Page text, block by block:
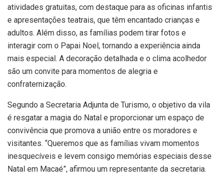
atividades gratuitas, com destaque para as oficinas infantis
e apresentações teatrais, que têm encantado crianças e
adultos. Além disso, as famílias podem tirar fotos e
interagir com o Papai Noel, tornando a experiência ainda
mais especial. A decoração detalhada e o clima acolhedor
são um convite para momentos de alegria e
confraternização.
Segundo a Secretaria Adjunta de Turismo, o objetivo da vila
é resgatar a magia do Natal e proporcionar um espaço de
convivência que promova a união entre os moradores e
visitantes. “Queremos que as famílias vivam momentos
inesquecíveis e levem consigo memórias especiais desse
Natal em Macaé”, afirmou um representante da secretaria.